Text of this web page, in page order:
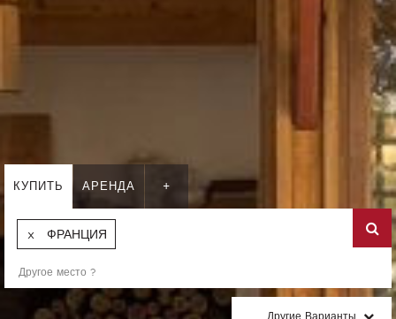
КУПИТЬ АРЕНДА +
ФРАНЦИЯ
Другие Варианты